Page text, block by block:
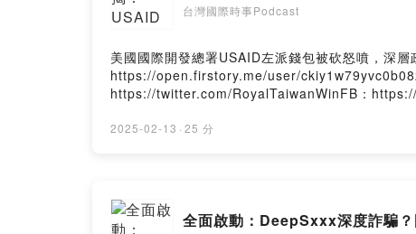
台灣國際時事Podcast
美國國際開發總署USAID左派錢包被砍怒噴，深
https://open.firstory.me/user/
https://twitter.com/RoyalTaiwanWinFB：
2025-02-13 · 25 分
全面啟動：DeepSxxx深度詐騙